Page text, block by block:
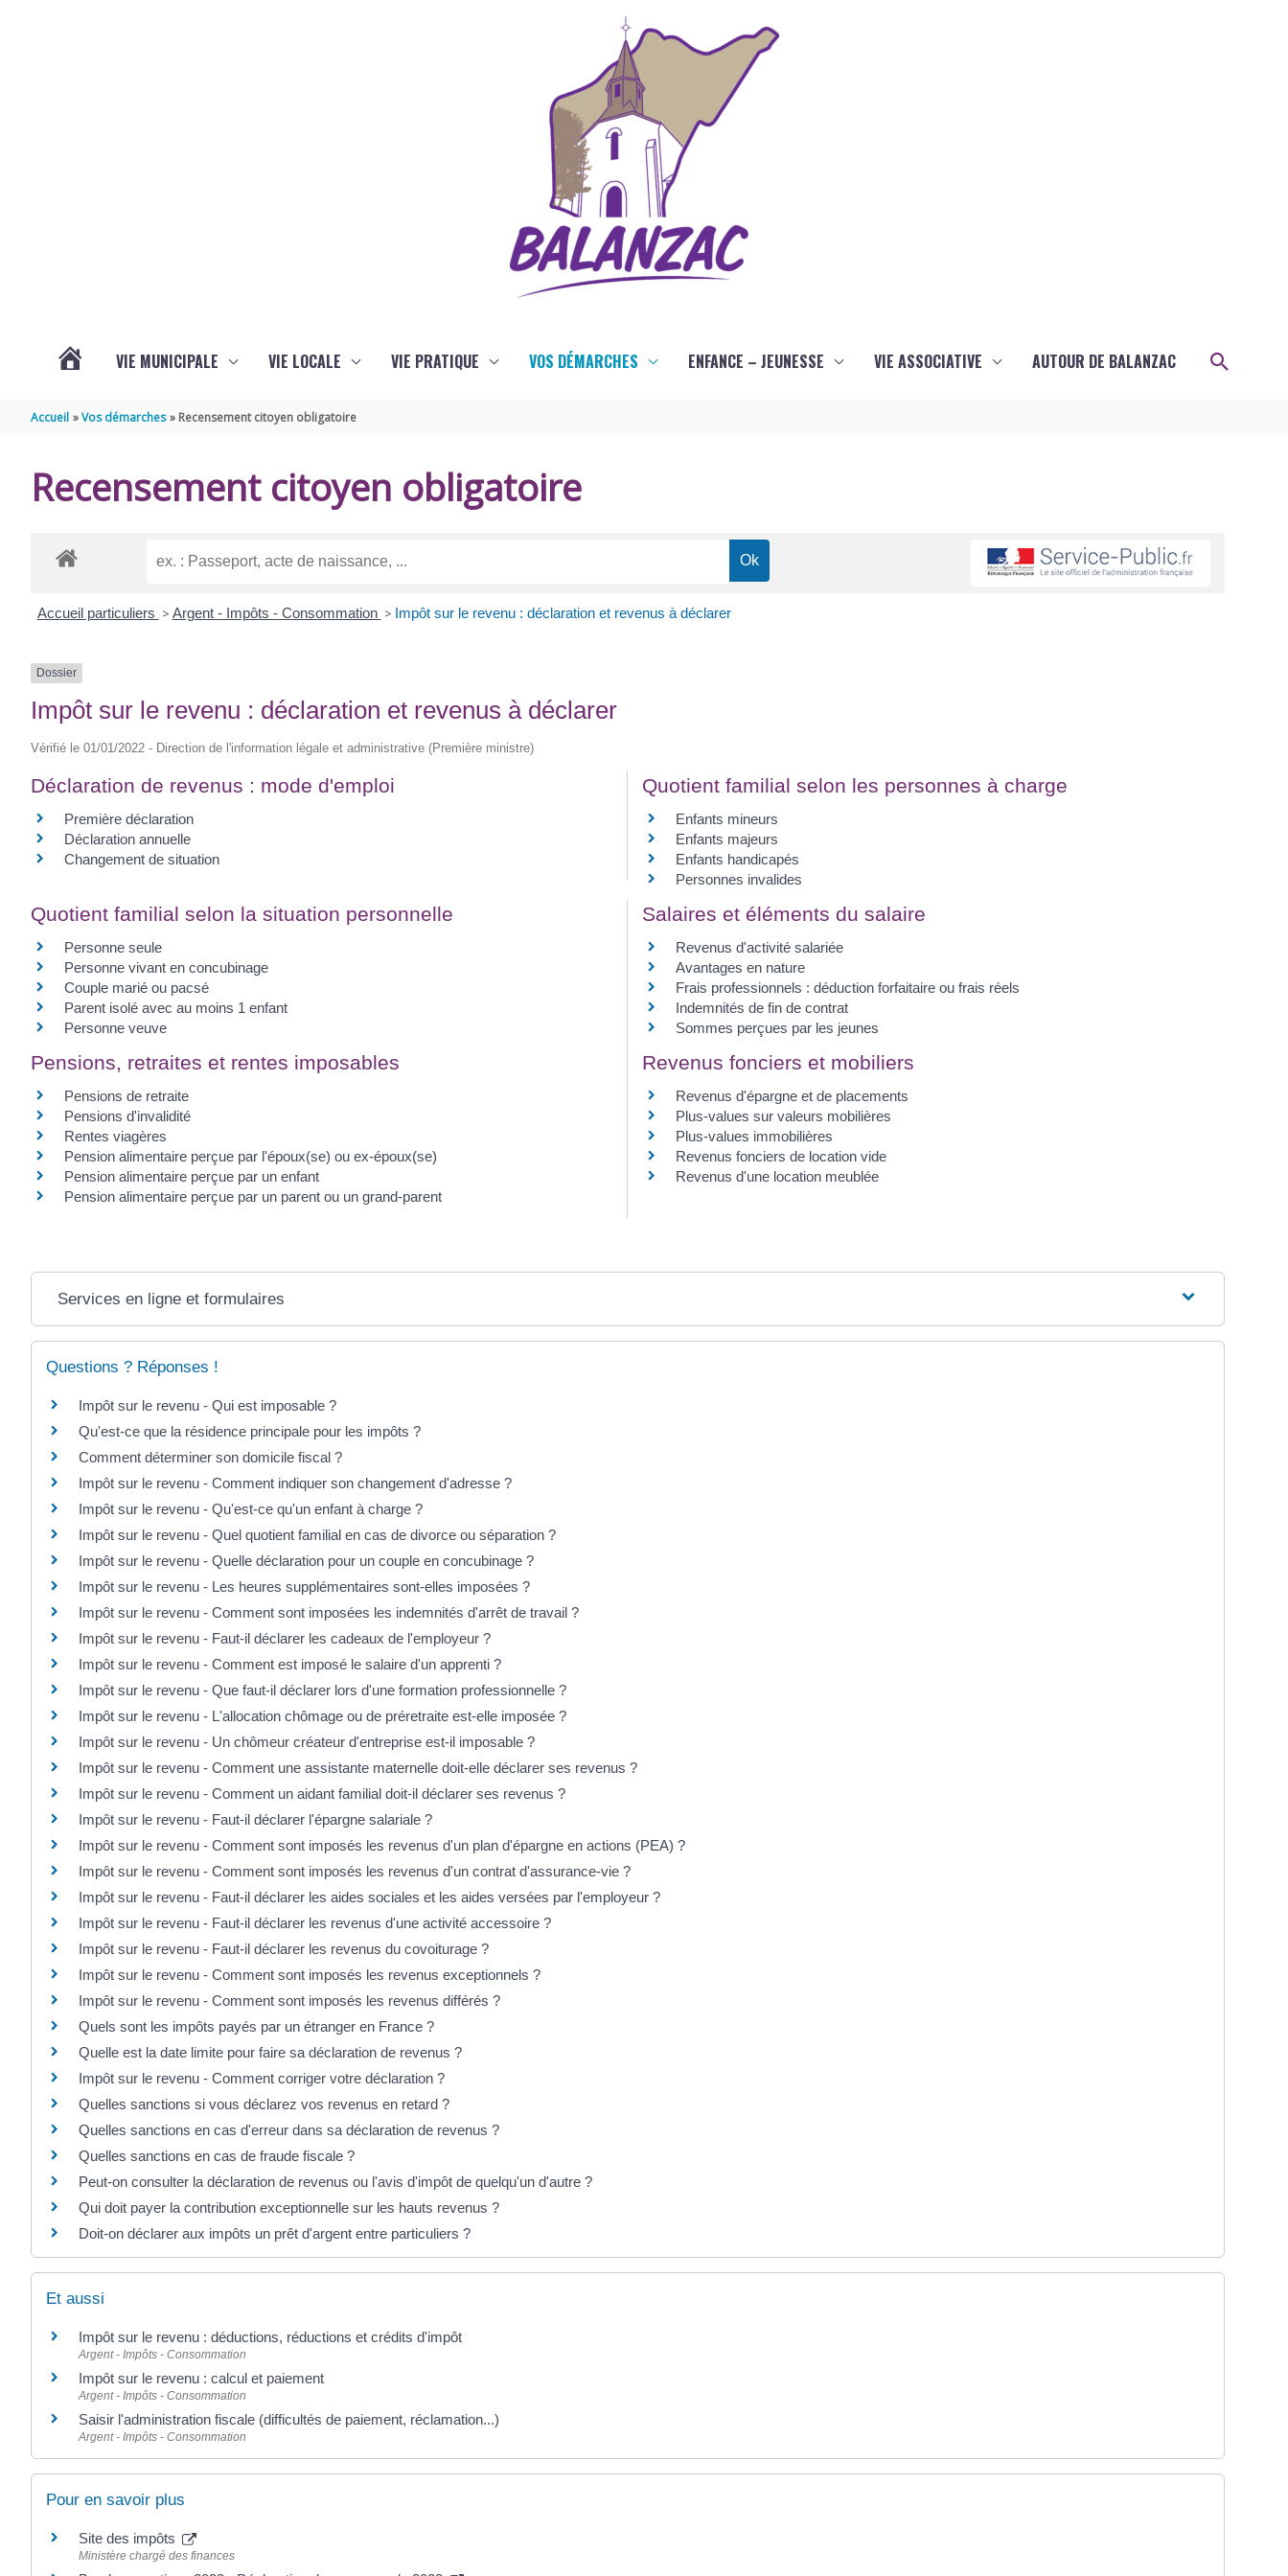
VIE MUNICIPALE VIE LOCALE VIE PRATIQUE VOS DÉMARCHES ENFANCE – JEUNESSE VIE ASSOCIATIVE AUTOUR DE BALANZAC
Accueil Vos démarches Recensement citoyen obligatoire
Recensement citoyen obligatoire
Accueil particuliers > Argent - Impôts - Consommation > Impôt sur le revenu : déclaration et revenus à déclarer
Dossier
Impôt sur le revenu : déclaration et revenus à déclarer
Vérifié le 01/01/2022 - Direction de l'information légale et administrative (Première ministre)
Déclaration de revenus : mode d'emploi
Première déclaration
Déclaration annuelle
Changement de situation
Quotient familial selon les personnes à charge
Enfants mineurs
Enfants majeurs
Enfants handicapés
Personnes invalides
Quotient familial selon la situation personnelle
Personne seule
Personne vivant en concubinage
Couple marié ou pacsé
Parent isolé avec au moins 1 enfant
Personne veuve
Salaires et éléments du salaire
Revenus d'activité salariée
Avantages en nature
Frais professionnels : déduction forfaitaire ou frais réels
Indemnités de fin de contrat
Sommes perçues par les jeunes
Pensions, retraites et rentes imposables
Pensions de retraite
Pensions d'invalidité
Rentes viagères
Pension alimentaire perçue par l'époux(se) ou ex-époux(se)
Pension alimentaire perçue par un enfant
Pension alimentaire perçue par un parent ou un grand-parent
Revenus fonciers et mobiliers
Revenus d'épargne et de placements
Plus-values sur valeurs mobilières
Plus-values immobilières
Revenus fonciers de location vide
Revenus d'une location meublée
Services en ligne et formulaires
Questions ? Réponses !
Impôt sur le revenu - Qui est imposable ?
Qu'est-ce que la résidence principale pour les impôts ?
Comment déterminer son domicile fiscal ?
Impôt sur le revenu - Comment indiquer son changement d'adresse ?
Impôt sur le revenu - Qu'est-ce qu'un enfant à charge ?
Impôt sur le revenu - Quel quotient familial en cas de divorce ou séparation ?
Impôt sur le revenu - Quelle déclaration pour un couple en concubinage ?
Impôt sur le revenu - Les heures supplémentaires sont-elles imposées ?
Impôt sur le revenu - Comment sont imposées les indemnités d'arrêt de travail ?
Impôt sur le revenu - Faut-il déclarer les cadeaux de l'employeur ?
Impôt sur le revenu - Comment est imposé le salaire d'un apprenti ?
Impôt sur le revenu - Que faut-il déclarer lors d'une formation professionnelle ?
Impôt sur le revenu - L'allocation chômage ou de préretraite est-elle imposée ?
Impôt sur le revenu - Un chômeur créateur d'entreprise est-il imposable ?
Impôt sur le revenu - Comment une assistante maternelle doit-elle déclarer ses revenus ?
Impôt sur le revenu - Comment un aidant familial doit-il déclarer ses revenus ?
Impôt sur le revenu - Faut-il déclarer l'épargne salariale ?
Impôt sur le revenu - Comment sont imposés les revenus d'un plan d'épargne en actions (PEA) ?
Impôt sur le revenu - Comment sont imposés les revenus d'un contrat d'assurance-vie ?
Impôt sur le revenu - Faut-il déclarer les aides sociales et les aides versées par l'employeur ?
Impôt sur le revenu - Faut-il déclarer les revenus d'une activité accessoire ?
Impôt sur le revenu - Faut-il déclarer les revenus du covoiturage ?
Impôt sur le revenu - Comment sont imposés les revenus exceptionnels ?
Impôt sur le revenu - Comment sont imposés les revenus différés ?
Quels sont les impôts payés par un étranger en France ?
Quelle est la date limite pour faire sa déclaration de revenus ?
Impôt sur le revenu - Comment corriger votre déclaration ?
Quelles sanctions si vous déclarez vos revenus en retard ?
Quelles sanctions en cas d'erreur dans sa déclaration de revenus ?
Quelles sanctions en cas de fraude fiscale ?
Peut-on consulter la déclaration de revenus ou l'avis d'impôt de quelqu'un d'autre ?
Qui doit payer la contribution exceptionnelle sur les hauts revenus ?
Doit-on déclarer aux impôts un prêt d'argent entre particuliers ?
Et aussi
Impôt sur le revenu : déductions, réductions et crédits d'impôt
Argent - Impôts - Consommation
Impôt sur le revenu : calcul et paiement
Argent - Impôts - Consommation
Saisir l'administration fiscale (difficultés de paiement, réclamation...)
Argent - Impôts - Consommation
Pour en savoir plus
Site des impôts
Ministère chargé des finances